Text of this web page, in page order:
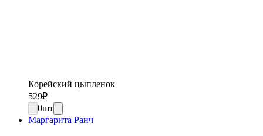
Корейский цыпленок
529₽
0шт
Маргарита Ранч